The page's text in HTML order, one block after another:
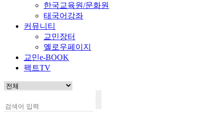
한국교육원/문화원
태국어강좌
커뮤니티
교민장터
옐로우페이지
교민e-BOOK
팩트TV